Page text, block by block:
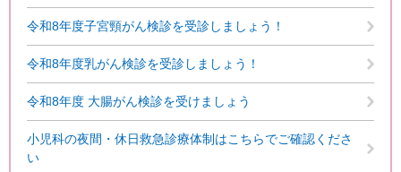
令和8年度子宮頸がん検診を受診しましょう！
令和8年度乳がん検診を受診しましょう！
令和8年度 大腸がん検診を受けましょう
小児科の夜間・休日救急診療体制はこちらでご確認くださ
い